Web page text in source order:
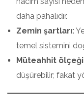
daha pahalıdır.
Zemin şartları:
temel sistemini
Müteahhit
düşürebilir; fakat